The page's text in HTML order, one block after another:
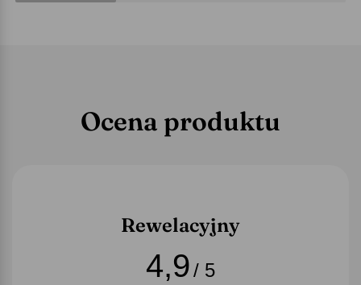
Ocena produktu
Rewelacyjny
4,9/ 5